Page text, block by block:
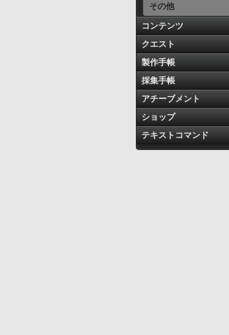
その他
コンテンツ
クエスト
製作手帳
採集手帳
アチーブメント
ショップ
テキストコマンド